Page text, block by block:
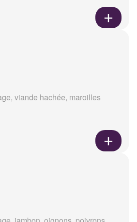
viande hachée, maroilles